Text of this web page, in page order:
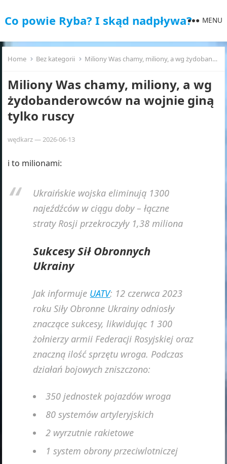
Co powie Ryba? I skąd nadpływa? MENU
Home Bez kategorii Miliony Was chamy, miliony, a wg żydobanderowców na wojnie giną tylko ruscy
Miliony Was chamy, miliony, a wg
żydobanderowców na wojnie giną
tylko ruscy
wędkarz—2026-06-13
i to milionami:
Ukraińskie wojska eliminują 1300
najeźdźców w ciągu doby – łączne
straty Rosji przekroczyły 1,38 miliona
Sukcesy Sił Obronnych
Ukrainy
Jak informuje UATV: 12 czerwca 2023
roku Siły Obronne Ukrainy odniosły
znaczące sukcesy, likwidując 1 300
żołnierzy armii Federacji Rosyjskiej oraz
znaczną ilość sprzętu wroga. Podczas
działań bojowych zniszczono:
350 jednostek pojazdów wroga
80 systemów artyleryjskich
2 wyrzutnie rakietowe
1 system obrony przeciwlotniczej